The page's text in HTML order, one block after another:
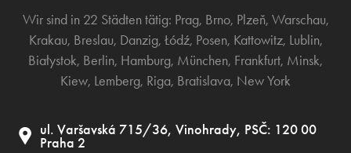
Wir sind in 22 Städten tätig: Prag, Brno, Plzeň, Warschau,
Krakau, Breslau, Danzig, Łódź, Posen, Kattowitz, Lublin,
Białystok, Berlin, Hamburg, München, Frankfurt, Minsk,
Kiew, Lemberg, Riga, Bratislava, New York
ul. Varšavská 715/36, Vinohrady, PSČ: 120 00
Praha 2